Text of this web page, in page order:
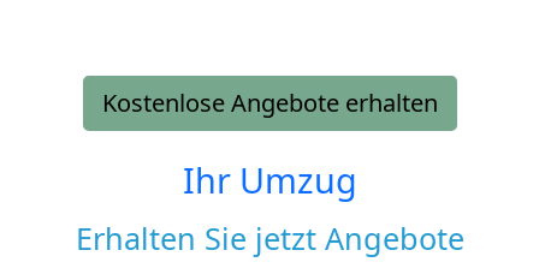
Kostenlose Angebote erhalten
Ihr Umzug
Erhalten Sie jetzt Angebote